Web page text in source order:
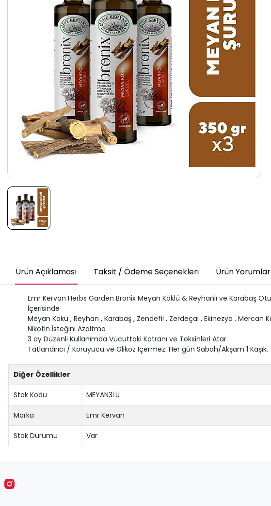
Ürün Açıklaması Taksit / Ödeme Seçenekleri Ürün
Emr Kervan Herbs Garden Bronix Meyan Köklü & Reyhanlı ve Karabaş
İçerisinde
Meyan Kökü , Reyhan , Karabaş , Zendefil , Zerdeçal , Ekinezya . Mercan
Nikotin İsteğini Azaltma
3 ay Düzenli Kullanımda Vücuttaki Katranı ve Toksinleri Atar.
Tatlandırıcı / Koruyucu ve Glikoz İçermez. Her gün Sabah/Akşam 1 Kaşık.
Diğer Özellikler
Stok Kodu MEYAN3LÜ
Marka Emr Kervan
Stok Durumu Var